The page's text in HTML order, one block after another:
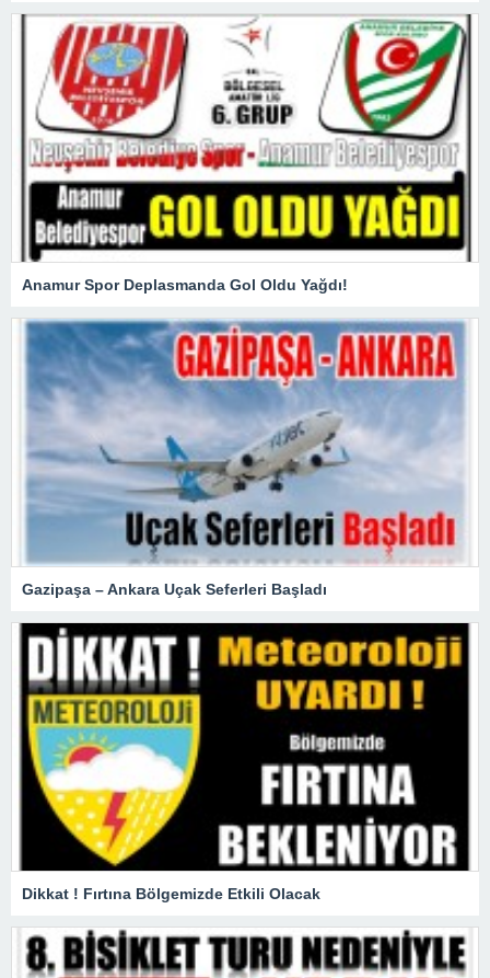
Anamur Spor Deplasmanda Gol Oldu Yağdı!
Gazipaşa – Ankara Uçak Seferleri Başladı
Dikkat ! Fırtına Bölgemizde Etkili Olacak